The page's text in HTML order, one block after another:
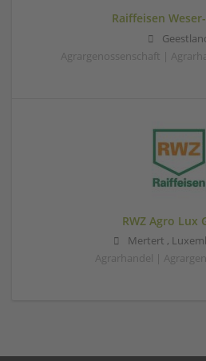
Raiffeisen
Agrargenossenschaft |
RWZ Agro Lux
Mertert ,
Agrarhandel |